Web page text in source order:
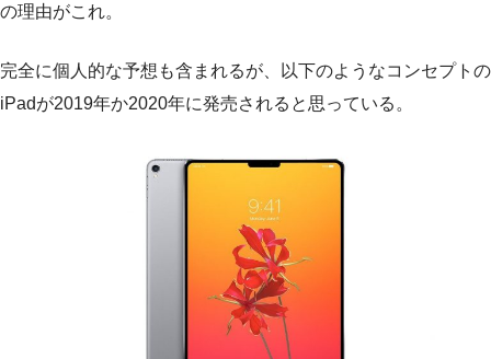
の理由がこれ。
完全に個人的な予想も含まれるが、以下のようなコンセプトの
iPadが2019年か2020年に発売されると思っている。